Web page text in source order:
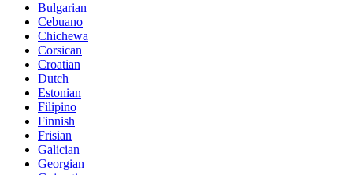
Bulgarian
Cebuano
Chichewa
Corsican
Croatian
Dutch
Estonian
Filipino
Finnish
Frisian
Galician
Georgian